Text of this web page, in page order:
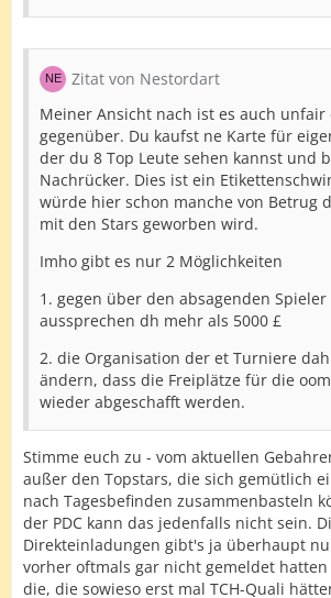
Zitat von Nestordart
Meiner Ansicht nach ist es auch unfair
gegenüber. Du kaufst ne Karte für
der du 8 Top Leute sehen kannst und
Nachrücker. Dies ist ein
würde hier schon manche von Betrug
mit den Stars geworben wird.
Imho gibt es nur 2 Möglichkeiten
1. gegen über den absagenden
aussprechen dh mehr als 5000 £
2. die Organisation der et Turniere
ändern, dass die Freiplätze für die
wieder abgeschafft werden.
Stimme euch zu - vom aktuellen
außer den Topstars, die sich gemütlich
nach Tagesbefinden zusammenbasteln
der PDC kann das jedenfalls nicht sein.
Direkteinladungen gibt's ja überhaupt
vorher oftmals gar nicht gemeldet
die, die sowieso erst mal TCH-Quali